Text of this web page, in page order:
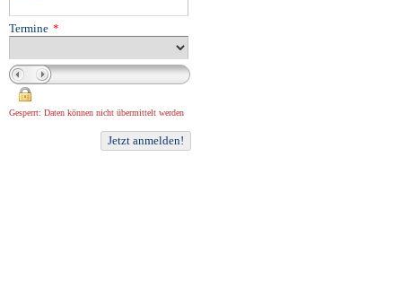
Termine *
Gesperrt: Daten können nicht übermittelt werden